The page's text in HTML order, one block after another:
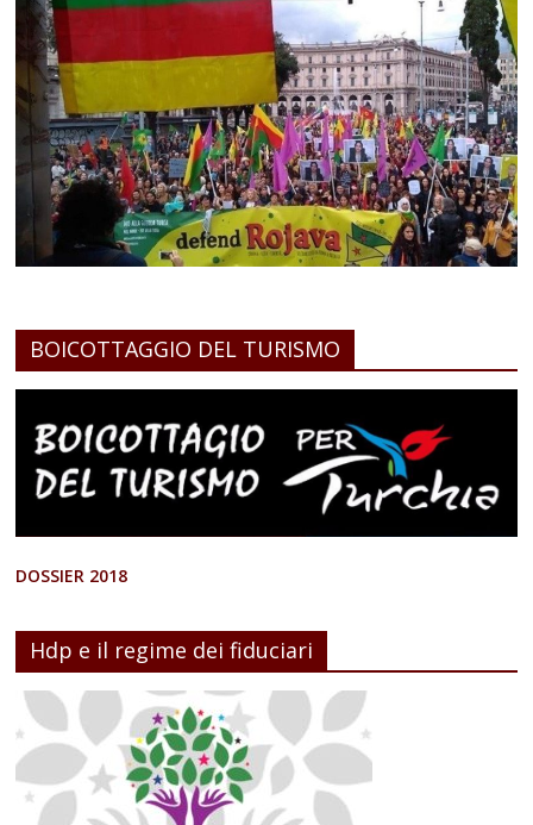
BOICOTTAGGIO DEL TURISMO
DOSSIER 2018
Hdp e il regime dei fiduciari